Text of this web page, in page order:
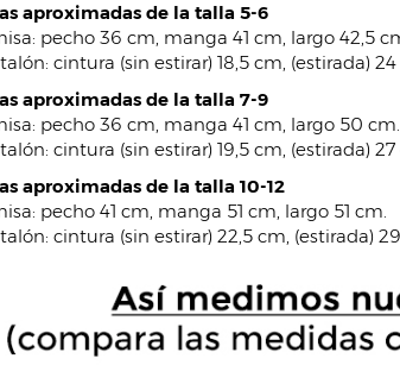
aproximadas de la talla 5-6
pecho 36 cm, manga 41 cm, largo 42,5
cintura (sin estirar) 18,5 cm, (estirada)
aproximadas de la talla 7-9
pecho 36 cm, manga 41 cm, largo 50 cm.
cintura (sin estirar) 19,5 cm, (estirada)
aproximadas de la talla 10-12
pecho 41 cm, manga 51 cm, largo 51 cm.
cintura (sin estirar) 22,5 cm, (estirada)